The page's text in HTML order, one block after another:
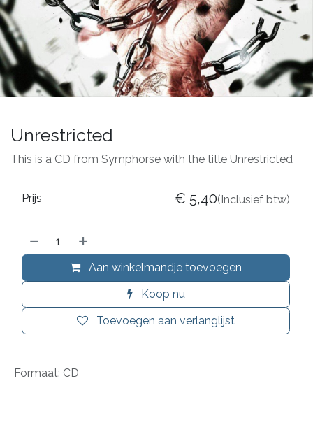
Unrestricted
This is a CD from Symphorse with the title Unrestricted
Aan winkelmandje toevoegen
Koop nu
Toevoegen aan verlanglijst
Prijs € 5,40(Inclusief btw)
Formaat: CD